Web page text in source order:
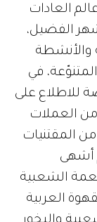
العادات
الفضيل،
والأنشطة
في
للاطلاع على
العملات
المقتنيات
أشهى
الشعبية
العربية